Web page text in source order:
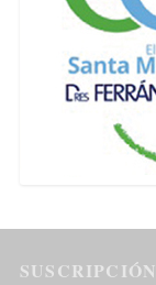
SUSCRIPCIÓN